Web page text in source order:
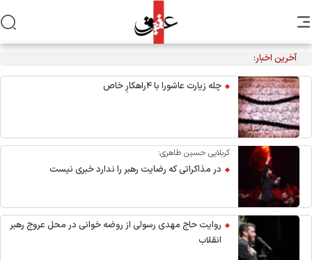
آخرین اخبار: احیاء شب نیمه شعبان در هیئت آیین حسینی
چله زیارت عاشورا با ۴راهکارِ خاص
کربلایی حسین طاهری:
در مذاکراتی که رضایت رهبر را ندارد خبری نیست
روایت حاج مهدی رسولی از روضه خوانی در محل عروج رهبر
انقلاب